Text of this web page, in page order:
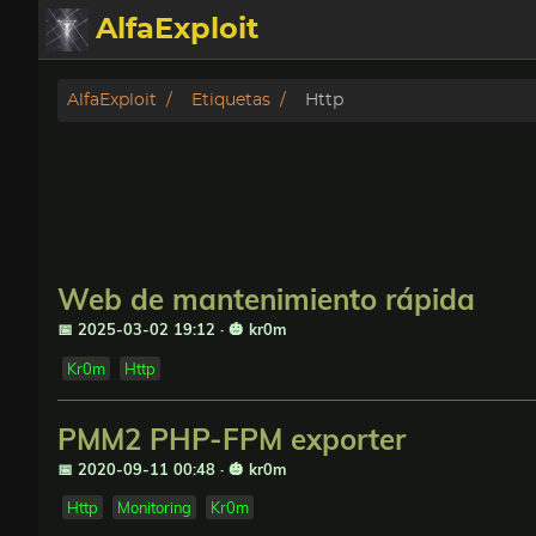
AlfaExploit
Categorias
Badguys
Donar
AlfaExploit Etiquetas Http
Web de mantenimiento rápida
📅 2025-03-02 19:12 · 🎃 kr0m
Kr0m Http
PMM2 PHP-FPM exporter
📅 2020-09-11 00:48 · 🎃 kr0m
Http Monitoring Kr0m